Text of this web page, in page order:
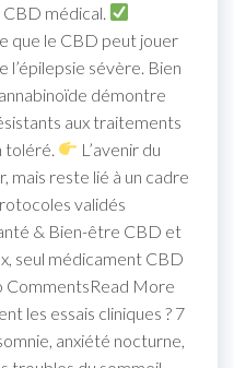
médical.
que le CBD peut jouer
l’épilepsie sévère. Bien
démontre
aux traitements
toléré.
L’avenir du
reste lié à un cadre
validés
& Bien-être CBD et
seul médicament CBD
CommentsRead More
les essais cliniques ? 7
anxiété nocturne,